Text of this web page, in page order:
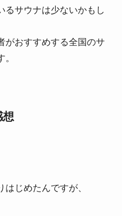
るサウナは少ないかもし
がおすすめする全国のサ
じめたんですが、